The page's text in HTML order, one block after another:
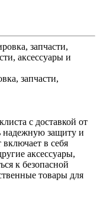
запчасти,
с доставкой от
надежную защиту и
в себя
аксессуары,
к безопасной
товары для